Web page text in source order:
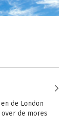
de London
over de mores